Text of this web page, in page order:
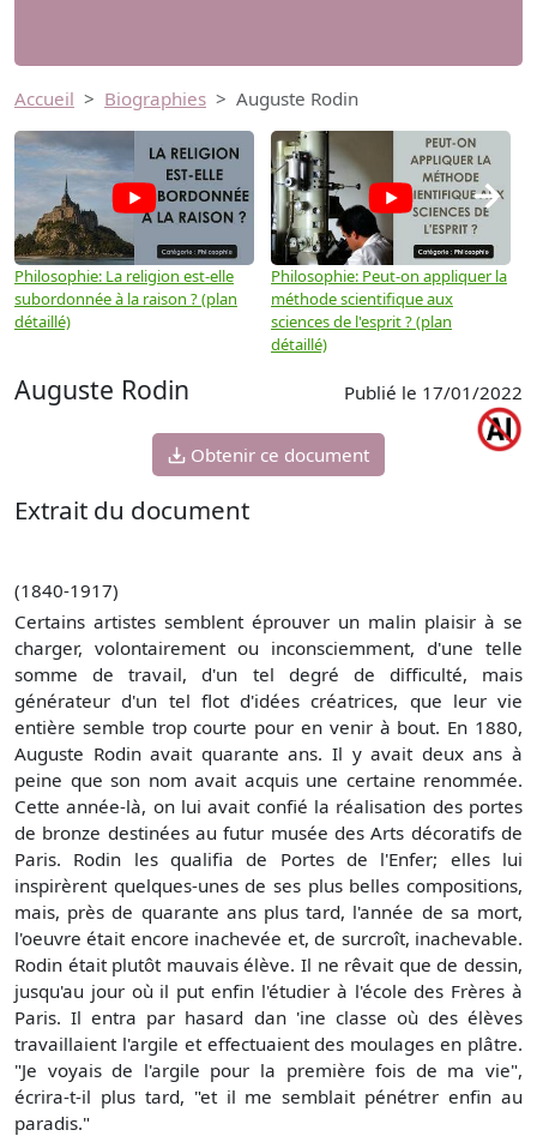
Accueil Biographies Auguste Rodin
Philosophie: La religion est-elle
subordonnée à la raison ? (plan
détaillé)
Philosophie: Peut-on appliquer la
méthode scientifique aux
sciences de l'esprit ? (plan
détaillé)
→
Auguste Rodin Publié le 17/01/2022
Obtenir ce document
Extrait du document
(1840-1917)
Certains artistes semblent éprouver un malin plaisir à se
charger, volontairement ou inconsciemment, d'une telle
somme de travail, d'un tel degré de difficulté, mais
générateur d'un tel flot d'idées créatrices, que leur vie
entière semble trop courte pour en venir à bout. En 1880,
Auguste Rodin avait quarante ans. Il y avait deux ans à
peine que son nom avait acquis une certaine renommée.
Cette année-là, on lui avait confié la réalisation des portes
de bronze destinées au futur musée des Arts décoratifs de
Paris. Rodin les qualifia de Portes de l'Enfer; elles lui
inspirèrent quelques-unes de ses plus belles compositions,
mais, près de quarante ans plus tard, l'année de sa mort,
l'oeuvre était encore inachevée et, de surcroît, inachevable.
Rodin était plutôt mauvais élève. Il ne rêvait que de dessin,
jusqu'au jour où il put enfin l'étudier à l'école des Frères à
Paris. Il entra par hasard dan 'ine classe où des élèves
travaillaient l'argile et effectuaient des moulages en plâtre.
"Je voyais de l'argile pour la première fois de ma vie",
écrira-t-il plus tard, "et il me semblait pénétrer enfin au
paradis."